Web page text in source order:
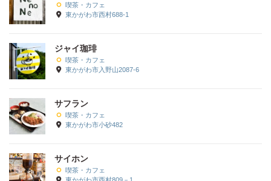
喫茶・カフェ
東かがわ市西村688-1
ジャイ珈琲
喫茶・カフェ
東かがわ市入野山2087-6
サフラン
喫茶・カフェ
東かがわ市小砂482
サイホン
喫茶・カフェ